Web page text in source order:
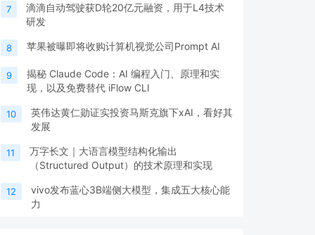
7
滴滴自动驾驶获D轮20亿元融资，用于L4技术
研发
8 苹果被曝即将收购计算机视觉公司Prompt AI
9
揭秘 Claude Code：AI 编程入门、原理和实
现，以及免费替代 iFlow CLI
10
英伟达黄仁勋证实投资马斯克旗下xAI，看好其
发展
11
万字长文｜大语言模型结构化输出
（Structured Output）的技术原理和实现
12
vivo发布蓝心3B端侧大模型，集成五大核心能
力